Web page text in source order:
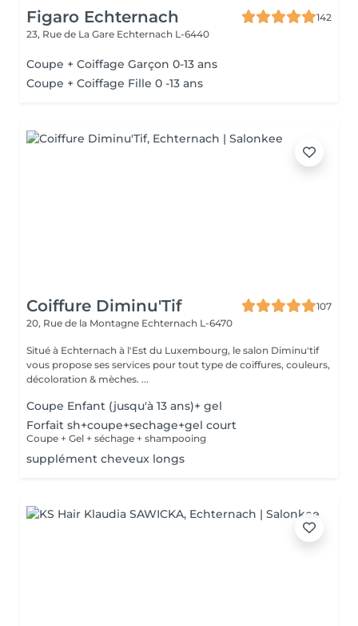
Figaro Echternach
142
23, Rue de La Gare Echternach L-6440
Coupe + Coiffage Garçon 0-13 ans
Coupe + Coiffage Fille 0 -13 ans
Coiffure Diminu'Tif
107
20, Rue de la Montagne Echternach L-6470
Situé à Echternach à l'Est du Luxembourg, le salon Diminu'tif
vous propose ses services pour tout type de coiffures, couleurs,
décoloration & mèches. ...
Coupe Enfant (jusqu'à 13 ans)+ gel
Forfait sh+coupe+sechage+gel court
Coupe + Gel + séchage + shampooing
supplément cheveux longs